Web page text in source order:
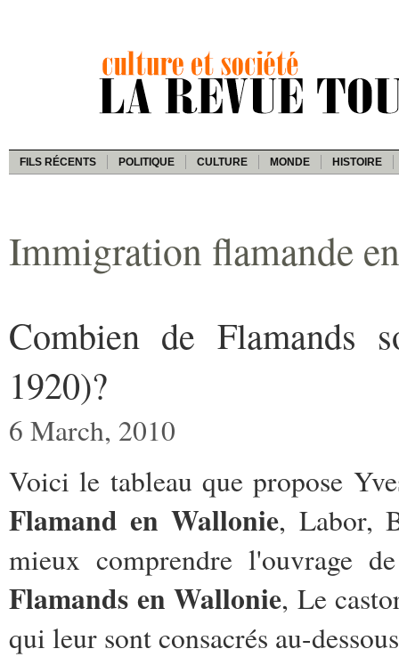
FILS RÉCENTS POLITIQUE CULTURE MONDE HISTOIRE
Immigration flamande
Combien de Flamands
1920)?
6 March, 2010
Voici le tableau que propose
Flamand en Wallonie, Labor,
mieux comprendre l'ouvrage
Flamands en Wallonie, Le
qui leur sont consacrés au-